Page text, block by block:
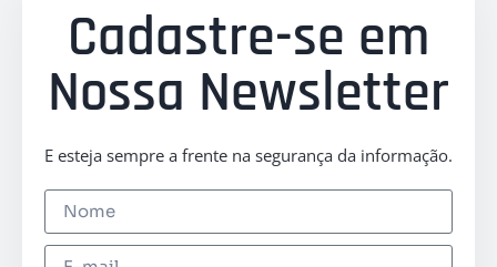
Cadastre-se em
Nossa Newsletter
E esteja sempre a frente na segurança da informação.